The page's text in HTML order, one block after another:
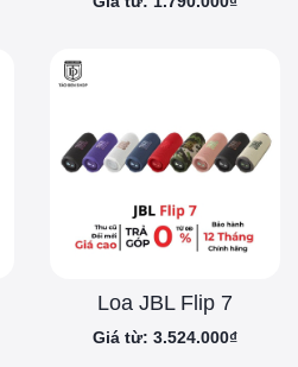
Loa JBL Flip 7
Giá từ: 3.524.000₫